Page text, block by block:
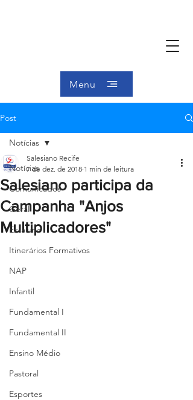
Menu
Post
Notícias
Comunicados
Geral
Ex-aluno
Itinerários Formativos
NAP
Infantil
Fundamental I
Fundamental II
Ensino Médio
Pastoral
Esportes
Notícias
Salesiano participa da
Campanha "Anjos
Multiplicadores"
Salesiano Recife
7 de dez. de 2018 1 min de leitura